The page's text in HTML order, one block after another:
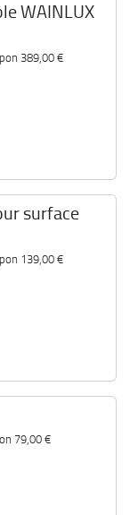
WAINLUX
389,00 €
surface
139,00 €
79,00 €